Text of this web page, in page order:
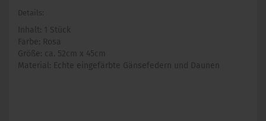
Details:
Inhalt: 1 Stück
Farbe: Rosa
Größe: ca. 52cm x 45cm
Material: Echte eingefärbte Gänsefedern und Daunen